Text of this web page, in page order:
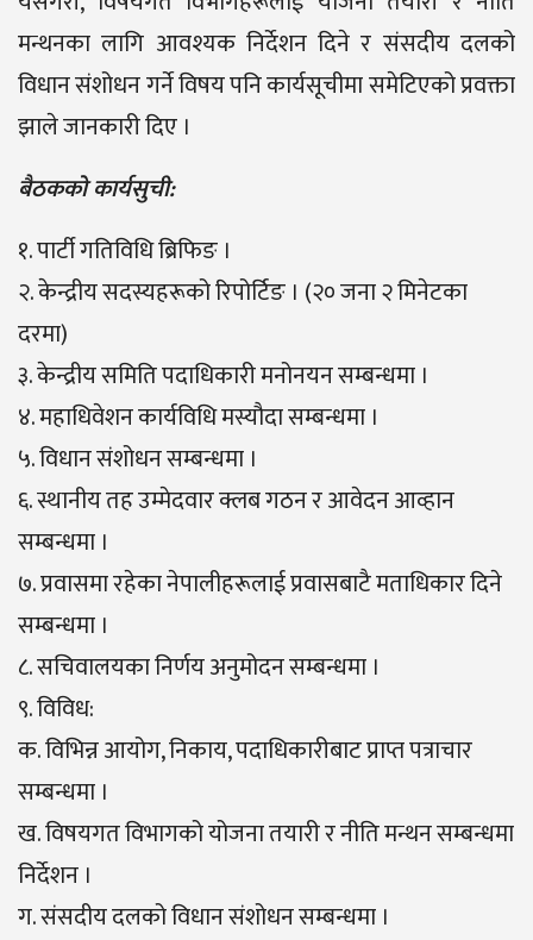
मन्थनका लागि आवश्यक निर्देशन दिने र संसदीय दलको
विधान संशोधन गर्ने विषय पनि कार्यसूचीमा समेटिएको प्रवक्ता
झाले जानकारी दिए ।
बैठकको कार्यसुची:
१. पार्टी गतिविधि ब्रिफिङ ।
२. केन्द्रीय सदस्यहरूको रिपोर्टिङ । (२० जना २ मिनेटका
दरमा)
३. केन्द्रीय समिति पदाधिकारी मनोनयन सम्बन्धमा ।
४. महाधिवेशन कार्यविधि मस्यौदा सम्बन्धमा ।
५. विधान संशोधन सम्बन्धमा ।
६. स्थानीय तह उम्मेदवार क्लब गठन र आवेदन आव्हान
सम्बन्धमा ।
७. प्रवासमा रहेका नेपालीहरूलाई प्रवासबाटै मताधिकार दिने
सम्बन्धमा ।
८. सचिवालयका निर्णय अनुमोदन सम्बन्धमा ।
९. विविध:
क. विभिन्न आयोग, निकाय, पदाधिकारीबाट प्राप्त पत्राचार
सम्बन्धमा ।
ख. विषयगत विभागको योजना तयारी र नीति मन्थन सम्बन्धमा
निर्देशन ।
ग. संसदीय दलको विधान संशोधन सम्बन्धमा ।